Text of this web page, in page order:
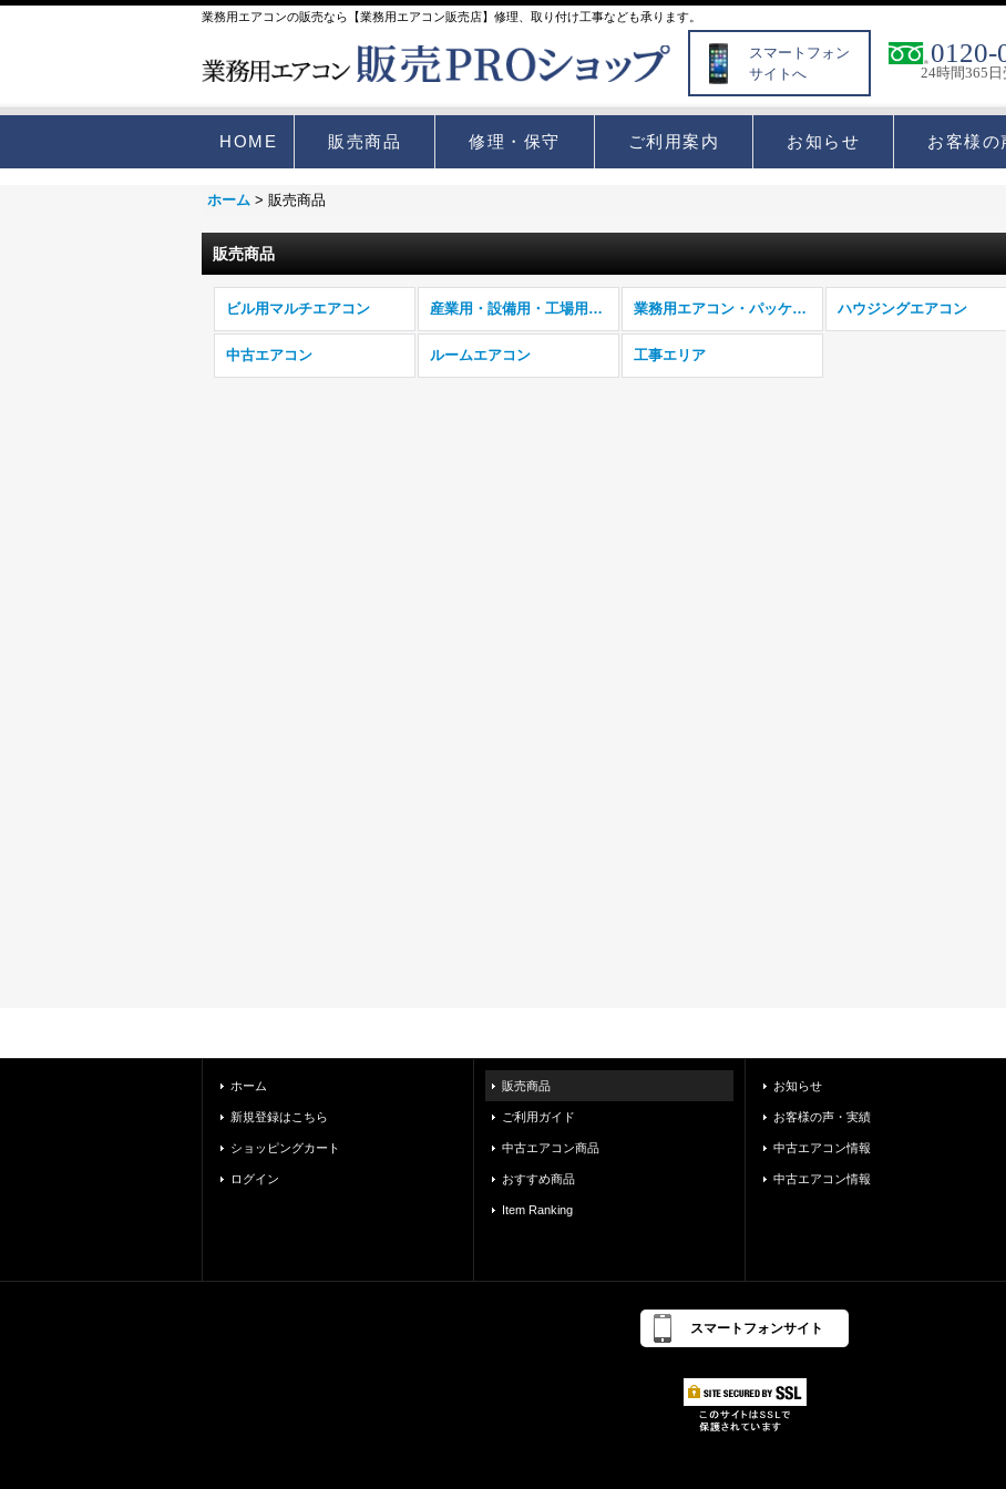
業務用エアコンの販売なら【業務用エアコン販売店】修理、取り付け工事なども承ります。
スマートフォン
サイトへ
0120-
24時間365日
HOME 販売商品 修理・保守 ご利用案内 お知らせ お客様の
ホーム > 販売商品
販売商品
ビル用マルチエアコン 産業用・設備用・工場用エアコン 業務用エアコン・パッケージエアコン ハウジングエアコン
中古エアコン ルームエアコン 工事エリア
ホーム
新規登録はこちら
ショッピングカート
ログイン
販売商品
ご利用ガイド
中古エアコン商品
おすすめ商品
Item Ranking
お知らせ
お客様の声・実績
中古エアコン情報
中古エアコン情報
スマートフォンサイト